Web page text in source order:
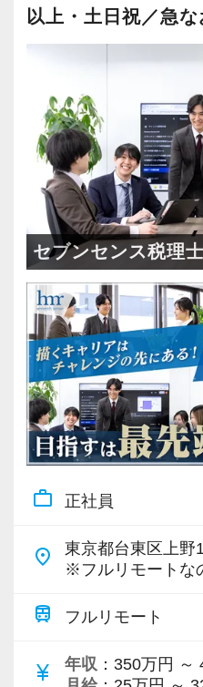
以上・土日祝／急
セブンセンス税理
work_outline 正社員
place
東京都台東区上野
※フルリモートな
train フルリモート
currency_yen 年収 ：350万円 ～